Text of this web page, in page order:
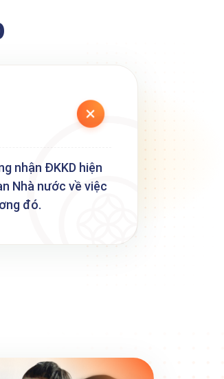
nhận ĐKKD hiện
Nhà nước về việc
đó.